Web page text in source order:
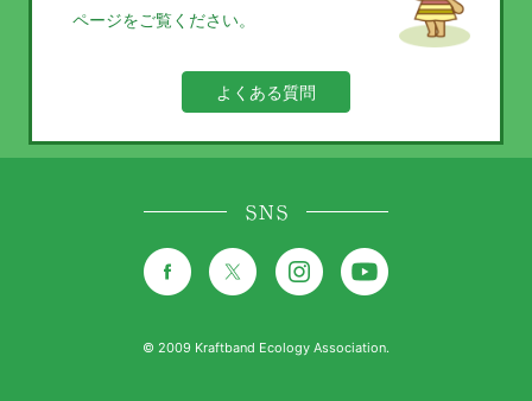
ページをご覧ください。
よくある質問
SNS
© 2009 Kraftband Ecology Association.